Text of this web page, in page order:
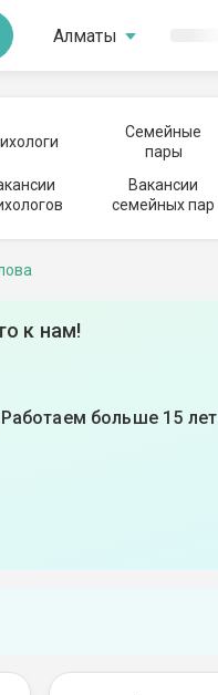
Алматы
Семейные
пары
Вакансии
семейных пар
к нам!
Работаем больше 15 лет